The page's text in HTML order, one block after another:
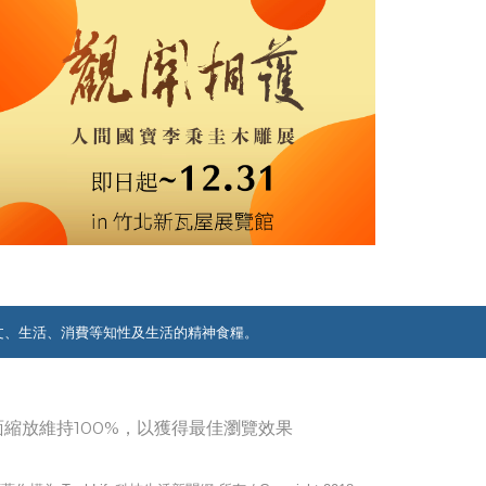
生活、消費等知性及生活的精神食糧。
放維持100%，以獲得最佳瀏覽效果